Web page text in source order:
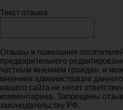
Текст отзыва
Отзывы и пожелания
предварительного
частным мнением граждан, и
мнением администрации
нашего сайта не несет
комментариев. Запрещены
законодательству РФ.